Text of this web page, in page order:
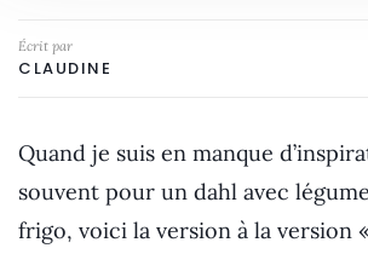
Écrit par
CLAUDINE
Quand je suis en manque
souvent pour un dahl avec
frigo, voici la version à la version